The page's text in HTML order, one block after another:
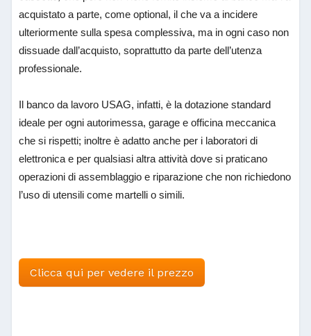
acquistato a parte, come optional, il che va a incidere
ulteriormente sulla spesa complessiva, ma in ogni caso non
dissuade dall’acquisto, soprattutto da parte dell’utenza
professionale.
Il banco da lavoro USAG, infatti, è la dotazione standard
ideale per ogni autorimessa, garage e officina meccanica
che si rispetti; inoltre è adatto anche per i laboratori di
elettronica e per qualsiasi altra attività dove si praticano
operazioni di assemblaggio e riparazione che non richiedono
l’uso di utensili come martelli o simili.
Clicca qui per vedere il prezzo